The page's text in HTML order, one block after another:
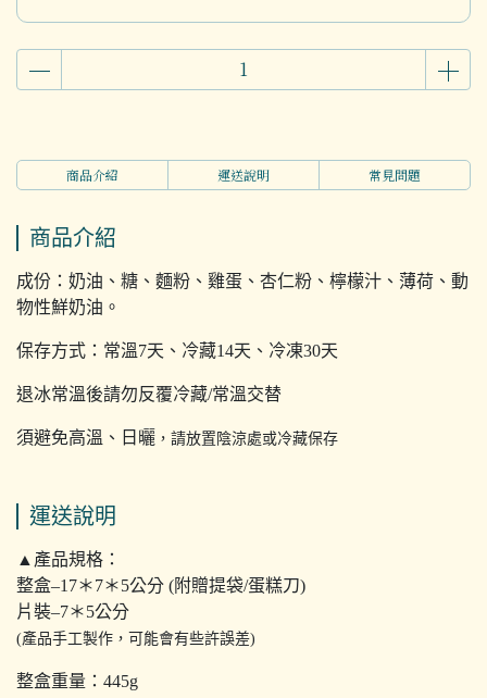
商品介紹 運送說明 常見問題
商品介紹
成份：奶油、糖、麵粉、雞蛋、杏仁粉、檸檬汁、薄荷、動
物性鮮奶油。
保存方式：常溫7天、冷藏14天、冷凍30天
退冰常溫後請勿反覆冷藏/常溫交替
須避免高溫、日曬 ，請放置陰涼處或冷藏保存
運送說明
▲產品規格：
整盒–17＊7＊5公分 (附贈提袋/蛋糕刀)
片裝–7＊5公分
(產品手工製作，可能會有些許誤差)
整盒重量：445g